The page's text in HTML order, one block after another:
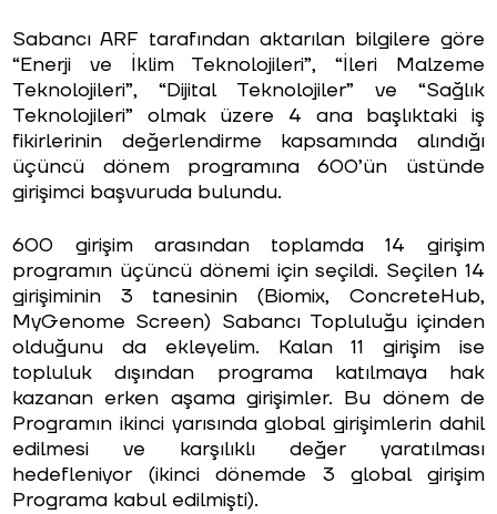
Sabancı ARF tarafından aktarılan bilgilere göre
“Enerji ve İklim Teknolojileri”, “İleri Malzeme
Teknolojileri”, “Dijital Teknolojiler” ve “Sağlık
Teknolojileri” olmak üzere 4 ana başlıktaki iş
fikirlerinin değerlendirme kapsamında alındığı
üçüncü dönem programına 600’ün üstünde
girişimci başvuruda bulundu.
600 girişim arasından toplamda 14 girişim
programın üçüncü dönemi için seçildi. Seçilen 14
girişiminin 3 tanesinin (Biomix, ConcreteHub,
MyGenome Screen) Sabancı Topluluğu içinden
olduğunu da ekleyelim. Kalan 11 girişim ise
topluluk dışından programa katılmaya hak
kazanan erken aşama girişimler. Bu dönem de
Programın ikinci yarısında global girişimlerin dahil
edilmesi ve karşılıklı değer yaratılması
hedefleniyor (ikinci dönemde 3 global girişim
Programa kabul edilmişti).